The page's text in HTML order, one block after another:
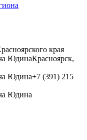
края
Красноярск,
+7 (391) 215